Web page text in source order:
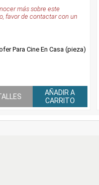
más sobre este
favor de contactar con un
Para Cine En Casa (pieza)
AÑADIR A
CARRITO